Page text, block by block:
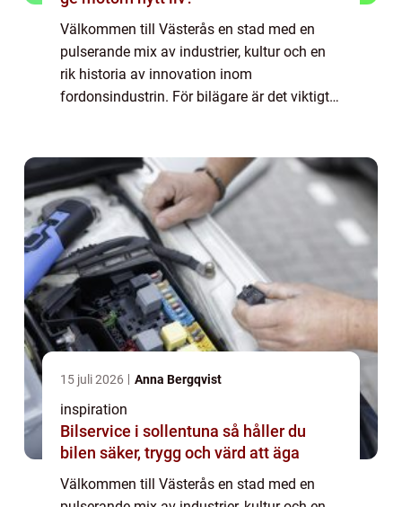
Välkommen till Västerås en stad med en
pulserande mix av industrier, kultur och en
rik historia av innovation inom
fordonsindustrin. För bilägare är det viktigt
15 juli 2026 Anna Bergqvist
inspiration
Bilservice i sollentuna så håller du
bilen säker, trygg och värd att äga
Välkommen till Västerås en stad med en